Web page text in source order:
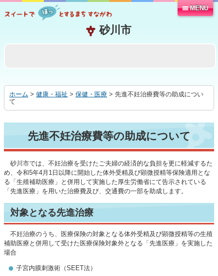
る
MENU
ホーム > 健康・福祉 > 保健・医療 > 先進不妊治療費等の助成につい
て
先進不妊治療費等の助成について
砂川市では、不妊治療を受けたご夫婦の経済的な負担を更に軽減するた
め、令和5年4月1日以降に開始した体外受精及び顕微授精等保険適用とな
る「生殖補助医療」と併用して実施した厚生労働省にて告示されている
「先進医療」を用いた治療費及び、交通費の一部を助成します。
対象となる先進治療
不妊治療のうち、医療保険の対象となる体外受精及び顕微授精等の生殖
補助医療と併用して受けた医療保険対象外となる「先進医療」を実施した
場合
子宮内膜刺激術（SEET法）